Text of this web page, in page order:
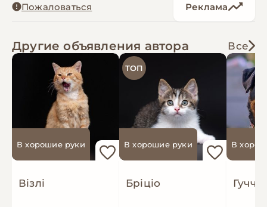
Пожаловаться Реклама
Другие объявления автора Все
В хорошие руки
Візлі
ТОП
В хорошие руки
Бріціо
В
Гуччі